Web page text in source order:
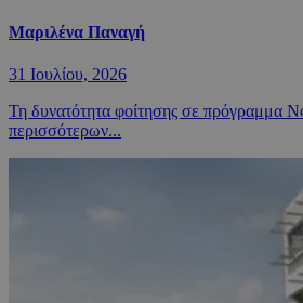
Μαριλένα Παναγή
31 Ιουλίου, 2026
Τη δυνατότητα φοίτησης σε πρόγραμμα
περισσότερων...